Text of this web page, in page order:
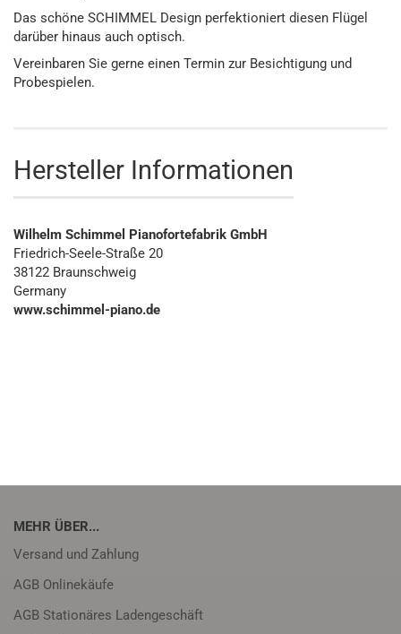
Das schöne SCHIMMEL Design perfektioniert diesen Flügel
darüber hinaus auch optisch.
Vereinbaren Sie gerne einen Termin zur Besichtigung und
Probespielen.
Hersteller Informationen
Wilhelm Schimmel Pianofortefabrik GmbH
Friedrich-Seele-Straße 20
38122 Braunschweig
Germany
www.schimmel-piano.de
MEHR ÜBER...
Versand und Zahlung
AGB Onlinekäufe
AGB Stationäres Ladengeschäft